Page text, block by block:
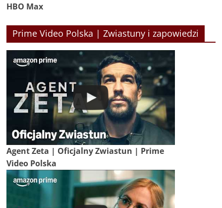
HBO Max
Prime Video Polska | Zwiastuny i zapowiedzi
Agent Zeta | Oficjalny Zwiastun | Prime
Video Polska